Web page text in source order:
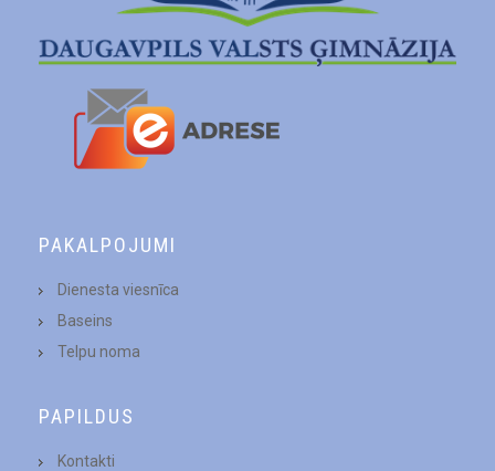
PAKALPOJUMI
Dienesta viesnīca
Baseins
Telpu noma
PAPILDUS
Kontakti